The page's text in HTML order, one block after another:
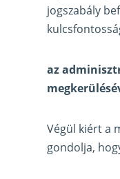
jogszabály
az
Végül kiért a
gondolja,